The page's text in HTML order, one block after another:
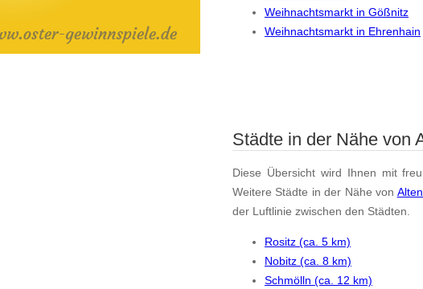
Weihnachtsmarkt in Gößnitz
Weihnachtsmarkt in Ehrenhain
Städte in der Nähe von
Diese Übersicht wird Ihnen mit
Weitere Städte in der Nähe von
der Luftlinie zwischen den Städten.
Rositz (ca. 5 km)
Nobitz (ca. 8 km)
Schmölln (ca. 12 km)